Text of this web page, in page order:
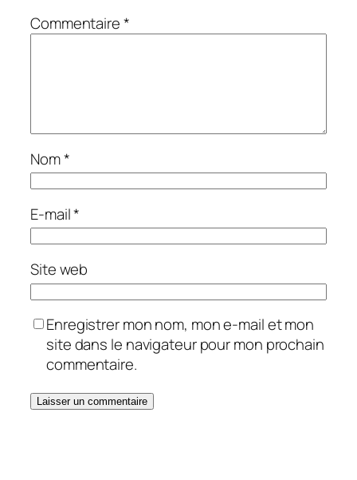
Commentaire*
Nom*
E-mail*
Site web
Enregistrer mon nom, mon e-mail et mon
site dans le navigateur pour mon prochain
commentaire.